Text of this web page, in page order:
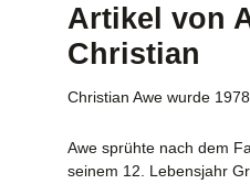
Artikel von
Christian
Christian Awe wurde
Awe sprühte nach dem
seinem 12. Lebensjahr